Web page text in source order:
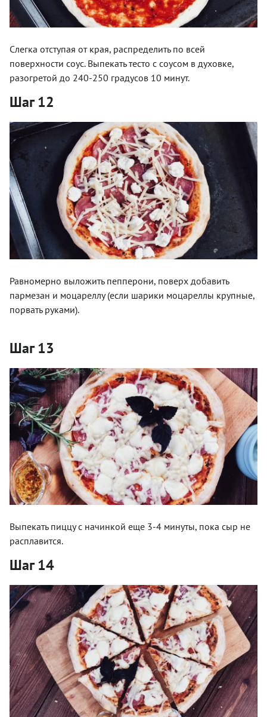
Слегка отступая от края, распределить по всей
поверхности соус. Выпекать тесто с соусом в духовке,
разогретой до 240-250 градусов 10 минут.
Шаг 12
Равномерно выложить пепперони, поверх добавить
пармезан и моцареллу (если шарики моцареллы крупные,
порвать руками).
Шаг 13
Выпекать пиццу с начинкой еще 3-4 минуты, пока сыр не
расплавится.
Шаг 14